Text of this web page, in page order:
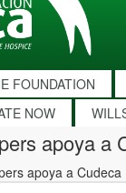
FOUNDATION
NOW
apoya a
apoya a Cudeca